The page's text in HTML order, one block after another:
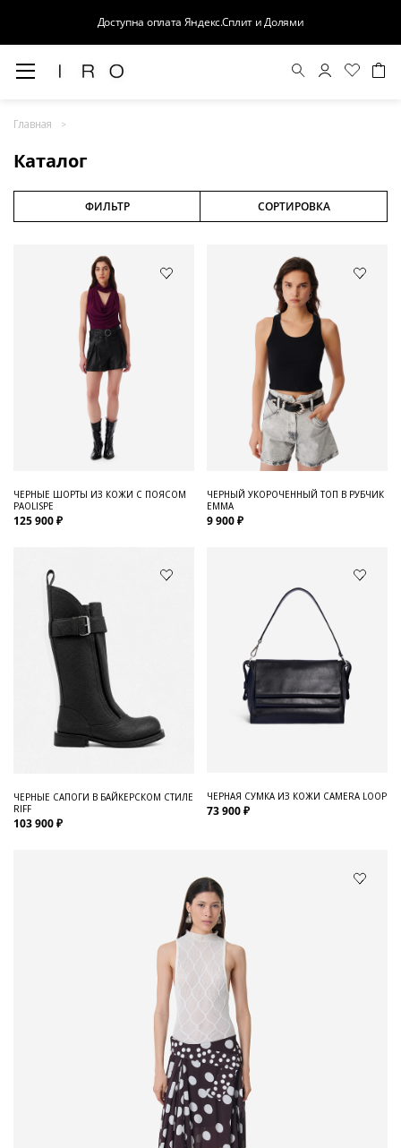
Доступна оплата Яндекс.Сплит и Долями
Главная
Каталог
Обувь и Аксессуары
Распродажа
ФИЛЬТР СОРТИРОВКА
ЧЕРНЫЕ ШОРТЫ ИЗ КОЖИ С ПОЯСОМ
PAOLISPE
125 900 ₽
ЧЕРНЫЙ УКОРОЧЕННЫЙ ТОП В РУБЧИК
EMMA
9 900 ₽
ЧЕРНЫЕ САПОГИ В БАЙКЕРСКОМ СТИЛЕ
RIFF
103 900 ₽
ЧЕРНАЯ СУМКА ИЗ КОЖИ CAMERA LOOP
73 900 ₽